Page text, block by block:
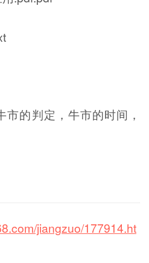
的判定，牛市的时间，
jiangzuo/177914.ht